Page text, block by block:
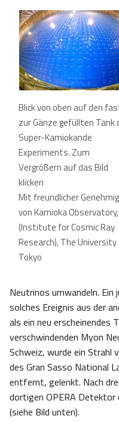
Blick von oben auf den
zur Gänze gefüllten Tank
Super-Kamiokande
Experiments. Zum
Vergrößern auf das Bild
klicken
Mit freundlicher
von Kamioka Observatory,
(Institute for Cosmic Ray
Research), The
Tokyo
Neutrinos umwandeln.
solches Ereignis aus der
als ein neu erscheinendes
verschwindenden Myon
Schweiz, wurde ein Strahl
des Gran Sasso National
entfernt, gelenkt. Nach
dortigen OPERA Detektor
(siehe Bild unten).